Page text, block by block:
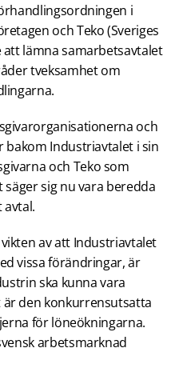
i
och Teko (Sveriges
lämna samarbetsavtalet
tveksamhet om
och
bakom Industriavtalet i sin
och Teko som
sig nu vara beredda
av att Industriavtalet
vissa förändringar, är
ska kunna vara
den konkurrensutsatta
för löneökningarna.
arbetsmarknad